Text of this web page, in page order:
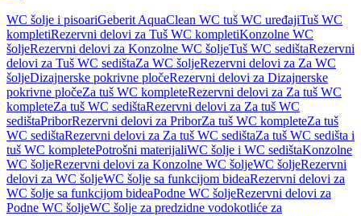
WC šolje i pisoariGeberit AquaClean WC tuš WC uređajiTuš WC
kompletiRezervni delovi za Tuš WC kompletiKonzolne WC
šoljeRezervni delovi za Konzolne WC šoljeTuš WC sedištaRezervni
delovi za Tuš WC sedištaZa WC šoljeRezervni delovi za Za WC
šoljeDizajnerske pokrivne pločeRezervni delovi za Dizajnerske
pokrivne pločeZa tuš WC kompleteRezervni delovi za Za tuš WC
kompleteZa tuš WC sedištaRezervni delovi za Za tuš WC
sedištaPriborRezervni delovi za PriborZa tuš WC kompleteZa tuš
WC sedištaRezervni delovi za Za tuš WC sedištaZa tuš WC sedišta i
tuš WC kompletePotrošni materijaliWC šolje i WC sedištaKonzolne
WC šoljeRezervni delovi za Konzolne WC šoljeWC šoljeRezervni
delovi za WC šoljeWC šolje sa funkcijom bideaRezervni delovi za
WC šolje sa funkcijom bideaPodne WC šoljeRezervni delovi za
Podne WC šoljeWC šolje za predzidne vodokotliće za